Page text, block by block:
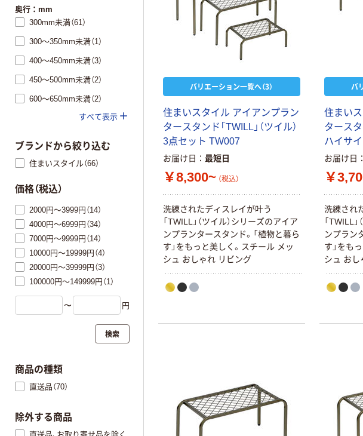
バリエーション一覧へ（3）
住まいスタイル アイアンプラン
タースタンド「TWILL」（ツイル）
3点セット TW007
お届け日 最短日
￥8,300~ （税込）
洗練されたディスレイが叶う
「TWILL」（ツイル）シリーズのアイア
ンプランタースタンド。「植物と暮ら
す」をもっと美しく。スチール メッ
シュ おしゃれ リビング
バ
住まい
タースタ
ハイサ
お届け日
￥
洗練され
「TWILL
ンプラン
す」をも
シュ おし
奥行：mm
300mm未満（61）
300～350mm未満（1）
400～450mm未満（3）
450～500mm未満（2）
600～650mm未満（2）
すべて表示
ブランドから絞り込む
住まいスタイル（66）
価格（税込）
2000円～3999円（14）
4000円～6999円（34）
7000円～9999円（14）
10000円～19999円（4）
20000円～39999円（3）
100000円～149999円（1）
〜 円
検索
商品の種類
直送品（70）
除外する商品
直送品、お取り寄せ品を除く